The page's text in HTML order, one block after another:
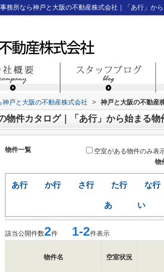
戸と大阪の不動産株式会社 > 神戸と大阪の不動産
物件カタログ｜「あ行」から始まる物
物件一覧
空室がある物件のみ表
物
あ行 か行 さ行 た行 な行
あ い
該当公開件数2件 1-2件表示
物件名 空室状況